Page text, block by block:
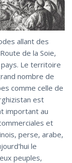
allant des
de la Soie,
Le territoire
nombre de
comme celle de
est
important au
et
perse, arabe,
le
peuples,